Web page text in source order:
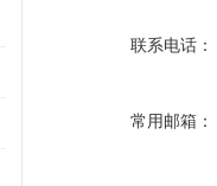
联系电话：
常用邮箱：